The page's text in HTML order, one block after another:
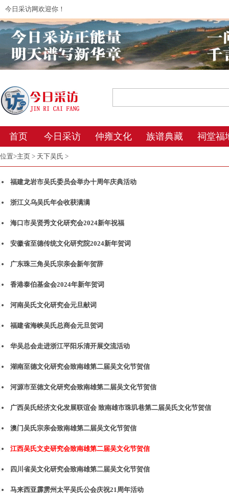
今日采访网欢迎你！
2026年8月6日 3:26 星期四 农历丙午年(马)
首页 今日采访 仲雍文化 族谱典藏 祠堂福
位置>主页 > 天下吴氏 >
福建龙岩市吴氏委员会举办十周年庆典活动
浙江义乌吴氏年会收获满满
海口市吴贤秀文化研究会2024新年祝福
安徽省至德传统文化研究院2024新年贺词
广东珠三角吴氏宗亲会新年贺辞
香港泰伯基金会2024年新年贺词
河南吴氏文化研究会元旦献词
福建省海峡吴氏总商会元旦贺词
华吴总会走进浙江平阳乐清开展交流活动
湖南至德文化研究会致南雄第二届吴文化节贺信
河源市至徳文化研究会致南雄第二届吴文化节贺信
广西吴氏经济文化发展联谊会 致南雄市珠玑巷第二届吴氏文化节贺信
澳门吴氏宗亲会致南雄第二届吴文化节贺信
江西吴氏文史研究会致南雄第二届吴文化节贺信
四川省吴文化研究会致南雄第二届吴文化节贺信
马来西亚霹雳州太平吴氏公会庆祝21周年活动